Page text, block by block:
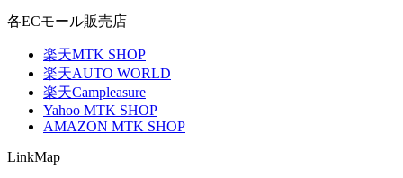
各ECモール販売店
楽天MTK SHOP
楽天AUTO WORLD
楽天Campleasure
Yahoo MTK SHOP
AMAZON MTK SHOP
LinkMap